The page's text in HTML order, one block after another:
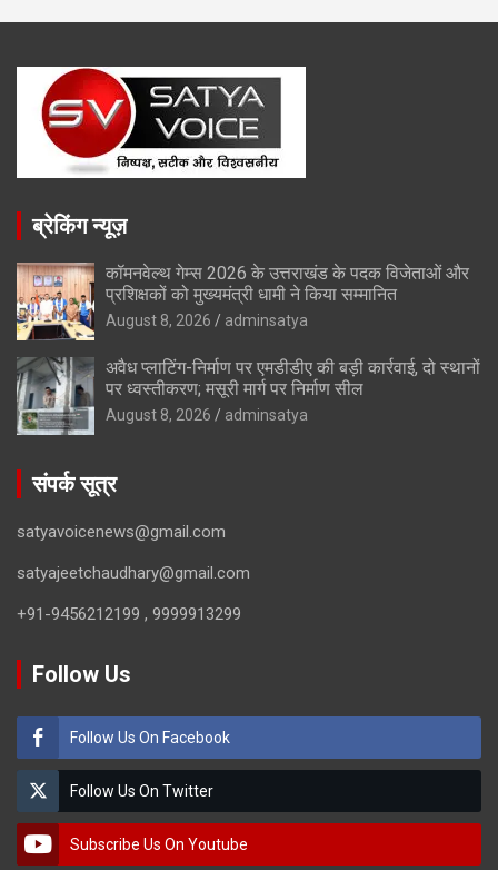
ब्रेकिंग न्यूज़
कॉमनवेल्थ गेम्स 2026 के उत्तराखंड के पदक विजेताओं और
प्रशिक्षकों को मुख्यमंत्री धामी ने किया सम्मानित
August 8, 2026 adminsatya
अवैध प्लाटिंग-निर्माण पर एमडीडीए की बड़ी कार्रवाई, दो स्थानों
पर ध्वस्तीकरण; मसूरी मार्ग पर निर्माण सील
August 8, 2026 adminsatya
संपर्क सूत्र
satyavoicenews@gmail.com
satyajeetchaudhary@gmail.com
+91-9456212199 , 9999913299
Follow Us
Follow Us On Facebook
Follow Us On Twitter
Subscribe Us On Youtube